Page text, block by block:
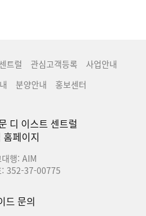
트럴 관심고객등록
사업안내
분양안내 홍보센터
디 이스트 센트럴
홈페이지
행: AIM
: 352-37-00775
드 문의